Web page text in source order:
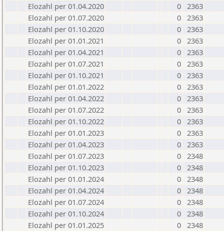
Elozahl per 01.04.2020
0 2363
Elozahl per 01.07.2020
0 2363
Elozahl per 01.10.2020
0 2363
Elozahl per 01.01.2021
0 2363
Elozahl per 01.04.2021
0 2363
Elozahl per 01.07.2021
0 2363
Elozahl per 01.10.2021
0 2363
Elozahl per 01.01.2022
0 2363
Elozahl per 01.04.2022
0 2363
Elozahl per 01.07.2022
0 2363
Elozahl per 01.10.2022
0 2363
Elozahl per 01.01.2023
0 2363
Elozahl per 01.04.2023
0 2363
Elozahl per 01.07.2023
0 2348
Elozahl per 01.10.2023
0 2348
Elozahl per 01.01.2024
0 2348
Elozahl per 01.04.2024
0 2348
Elozahl per 01.07.2024
0 2348
Elozahl per 01.10.2024
0 2348
Elozahl per 01.01.2025
0 2348